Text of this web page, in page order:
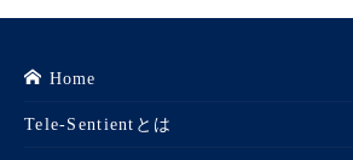
Home
Tele-Sentientとは